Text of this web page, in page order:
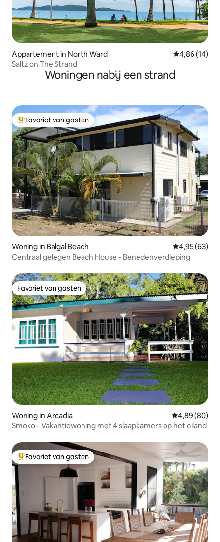
Appartement in North Ward Gemiddelde
4,86 (14)
Saltz on The Strand
Woningen nabij een strand
Topfavoriet van gasten
Favoriet van gasten
Woning in Balgal Beach Gemiddelde
4,95 (63)
Centraal gelegen Beach House - Benedenverdieping
Favoriet van gasten
Favoriet van gasten
Woning in Arcadia Gemiddelde
4,89 (80)
Smoko - Vakantiewoning met 4 slaapkamers op het eiland
Topfavoriet van gasten
Favoriet van gasten